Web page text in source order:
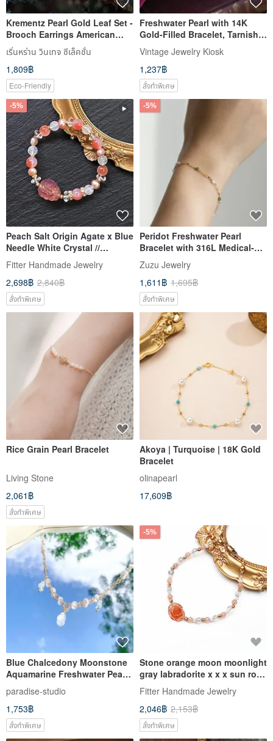
Krementz Pearl Gold Leaf Set -
Brooch Earrings American
Antique Jewelry Vintage
เริ่นหร่าน วินเทจ ซีเล็คชั่น
1,809฿
Eco-Friendly
Freshwater Pearl with 14K
Gold-Filled Bracelet, Tarnish-
Resistant Pearl Bracelet,
Custom Piece, Customized
Bracelet
Vintage Jewelry Kiosk
1,237฿
สั่งทำพิเศษ
-5%
Peach Salt Origin Agate x Blue
Needle White Crystal //
Freshwater Pearls // Graded
Fluorite Dragon Turtle Brass
Bracelet
Fitter Handmade Jewelry
2,698฿ 2,840฿
สั่งทำพิเศษ
-5%
Peridot Freshwater Pearl
Bracelet with 316L Medical-
Grade Stainless Steel Plated
in 18K Gold
Zuzu Jewelry
1,611฿ 1,695฿
สั่งทำพิเศษ
Rice Grain Pearl Bracelet
Living Stone
2,061฿
สั่งทำพิเศษ
Akoya | Turquoise | 18K Gold
Bracelet
olinapearl
17,609฿
Blue Chalcedony Moonstone
Aquamarine Freshwater Pearl
14K Gold-Filled Necklace
paradise-studio
1,753฿
สั่งทำพิเศษ
-5%
Stone orange moon moonlight
gray labradorite x x x sun rose
freshwater pearl bracelet
Bronze
Fitter Handmade Jewelry
2,046฿ 2,153฿
สั่งทำพิเศษ